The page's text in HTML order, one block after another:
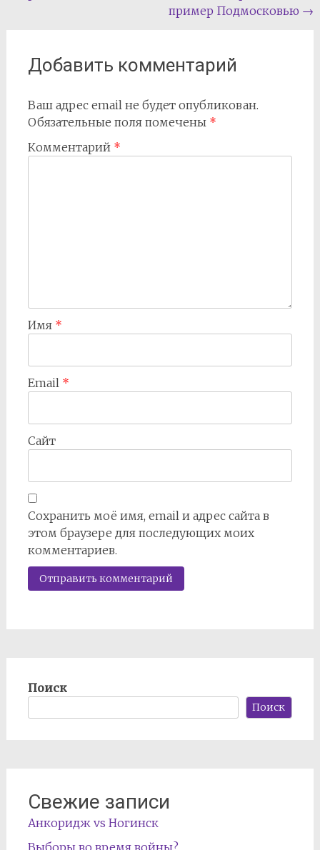
пример Подмосковью →
Добавить комментарий
Ваш адрес email не будет опубликован.
Обязательные поля помечены *
Комментарий *
Имя *
Email *
Сайт
Сохранить моё имя, email и адрес сайта в
этом браузере для последующих моих
комментариев.
Поиск
Поиск
Свежие записи
Анкоридж vs Ногинск
Выборы во время войны?